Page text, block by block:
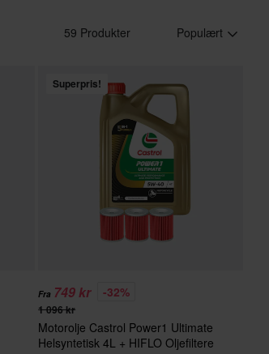
59 Produkter Populært
Superpris!
Fra 749 kr -32%
1 096 kr
Motorolje Castrol Power1 Ultimate
Helsyntetisk 4L + HIFLO Oljefiltere